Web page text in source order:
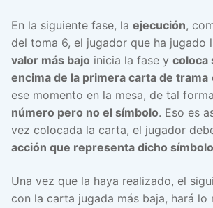
En la siguiente fase, la ejecución,
del toma 6, el jugador que ha jugado
valor más bajo inicia la fase y coloca
encima de la primera carta de trama
ese momento en la mesa, de tal
número pero no el símbolo. Eso es
vez colocada la carta, el jugador
acción que representa dicho
Una vez que la haya realizado, el
con la carta jugada más baja, hará lo